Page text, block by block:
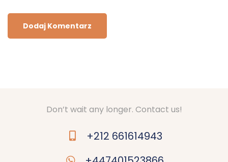
Don’t wait any longer. Contact us!
+212 661614943